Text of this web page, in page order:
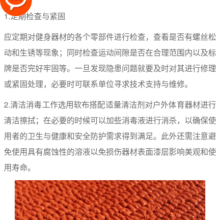
1.定期检查与紧固
应定期对健身器材的各个零部件进行检查，查看是否有螺丝松
动和生锈等现象；同时检查运动间隙是否在合理范围内以及标
牌是否完好牢固等。一旦发现隐患问题就要及时对其进行修理
或紧固处理，必要时可联系单位寻求技术支持与维修。
2.清洁消毒工作选用软布搭配适量清洁剂对户外体育器材进行
清洁擦拭；在必要的时候可以加些消毒液进行消杀，以确保使
用者的卫生与健康和安全防护需求得到满足。此外还需注意避
免使用具有腐蚀性的溶液以免损伤器材表面漆层影响美观和使
用寿命。